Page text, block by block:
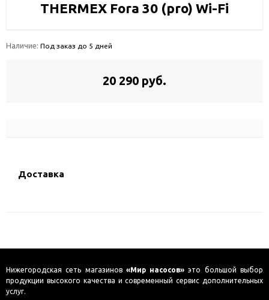
THERMEX Fora 30 (pro) Wi-Fi
Наличие: Под заказ до 5 дней
20 290 руб.
Доставка
Нижегородская сеть магазинов «Мир насосов» это большой выбор
продукции высокого качества и современный сервис дополнительных
услуг.